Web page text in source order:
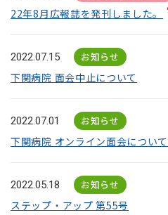
22年8月広報誌を発刊しました。
2022.07.15 お知らせ
下関病院 面会中止について
2022.07.01 お知らせ
下関病院 オンライン面会について
2022.05.18 お知らせ
ステップ・アップ 第55号